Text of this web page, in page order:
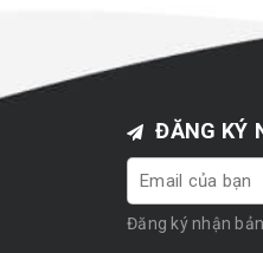
ĐĂNG KÝ
Đăng ký nhận